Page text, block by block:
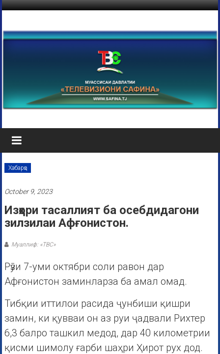
Хабарҳо
October 9, 2023
Изҳори тасаллият ба осебдидагони
зилзилаи Афғонистон.
Муаллиф: «ТВС»
Рӯзи 7-уми октябри соли равон дар
Афғонистон заминларза ба амал омад.
Тибқии иттилои расида ҷунбиши қишри
замин, ки қувваи он аз руи ҷадвали Рихтер
6,3 балро ташкил медод, дар 40 километрии
қисми шимолу ғарби шаҳри Ҳирот рух дод.